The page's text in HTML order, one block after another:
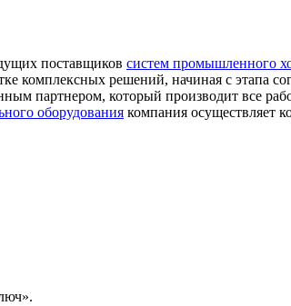
поставщиков систем промышленного
комплексных решений, начиная с этапа
партнером, который производит все
оборудования компания осуществляет